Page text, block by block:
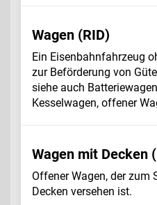
Wagen (RID)
Ein Eisenbahnfahrzeug
zur Beförderung von
siehe auch
Kesselwagen, offener
Wagen mit Decken
Offener Wagen, der zum
Decken versehen ist.